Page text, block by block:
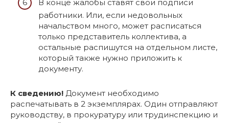
В конце жалобы ставят свои подписи
работники. Или, если недовольных
начальством много, может расписаться
только представитель коллектива, а
остальные распишутся на отдельном листе,
который также нужно приложить к
документу.
К сведению! Документ необходимо
распечатывать в 2 экземплярах. Один отправляют
руководству, в прокуратуру или трудинспекцию и